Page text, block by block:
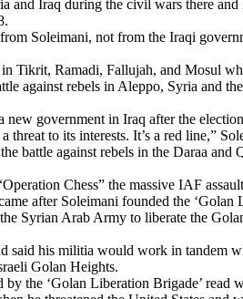
and Iraq during the civil wars there and
from Soleimani, not from the Iraqi
Tikrit, Ramadi, Fallujah, and Mosul
against rebels in Aleppo, Syria and the
new government in Iraq afterthe
a threat to its interests. It’s a red line,”
the battle against rebels in the Daraa and
Operation Chess” the massive IAF assault
after Soleimani founded the ‘Golan
the Syrian Arab Army to liberate the
said his militia would work in tandem
Golan Heights.
by the ‘Golan Liberation Brigade’ read